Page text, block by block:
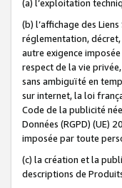
(a) l’exploitation
(b) l’affichage des
réglementation,
autre exigence
respect de la vie
sans ambiguïté en
sur internet, la loi
Code de la publicité
Données (RGPD)
imposée par toute
(c) la création et la
descriptions de